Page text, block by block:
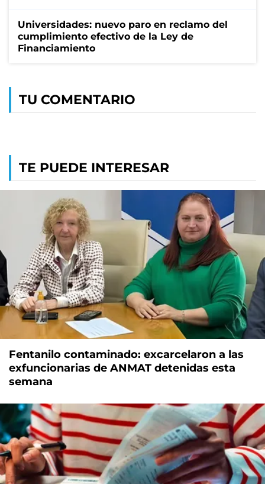
Universidades: nuevo paro en reclamo del
cumplimiento efectivo de la Ley de
Financiamiento
TU COMENTARIO
TE PUEDE INTERESAR
Fentanilo contaminado: excarcelaron a las
exfuncionarias de ANMAT detenidas esta
semana